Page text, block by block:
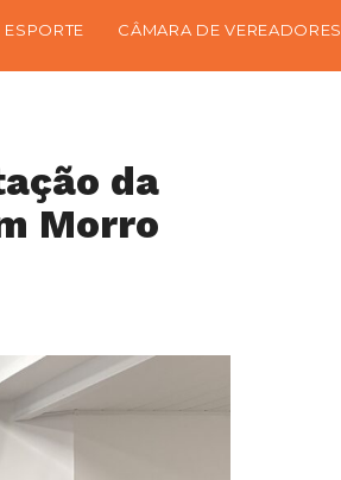
ESPORTE CÂMARA DE VEREADORES
da
Morro